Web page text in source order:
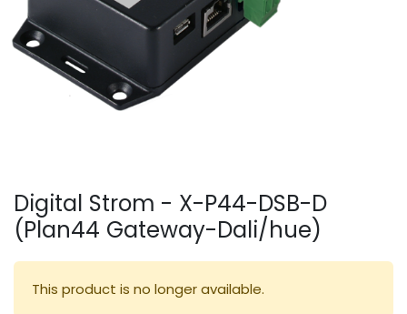
Digital Strom - X-P44-DSB-D
(Plan44 Gateway-Dali/hue)
This product is no longer available.